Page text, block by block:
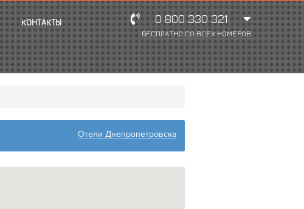
КОНТАКТЫ 0 800 330 321
БЕСПЛАТНО СО ВСЕХ НОМЕРОВ
Отели Днепропетровска